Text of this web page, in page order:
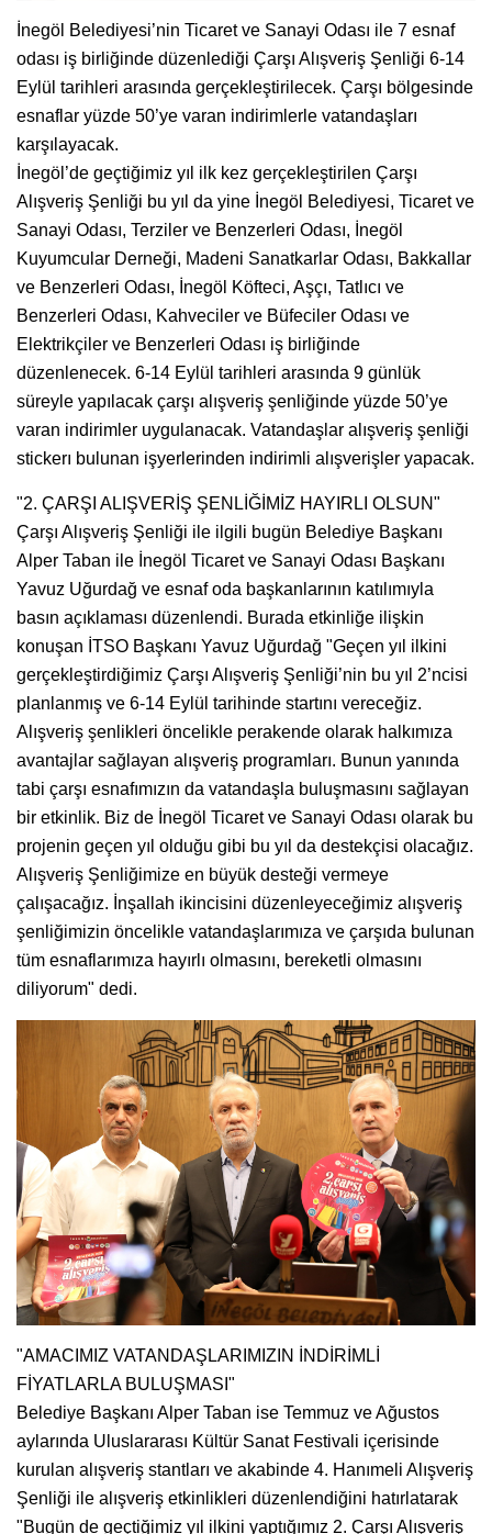
İnegöl Belediyesi’nin Ticaret ve Sanayi Odası ile 7 esnaf
odası iş birliğinde düzenlediği Çarşı Alışveriş Şenliği 6-14
Eylül tarihleri arasında gerçekleştirilecek. Çarşı bölgesinde
esnaflar yüzde 50’ye varan indirimlerle vatandaşları
karşılayacak.
İnegöl’de geçtiğimiz yıl ilk kez gerçekleştirilen Çarşı
Alışveriş Şenliği bu yıl da yine İnegöl Belediyesi, Ticaret ve
Sanayi Odası, Terziler ve Benzerleri Odası, İnegöl
Kuyumcular Derneği, Madeni Sanatkarlar Odası, Bakkallar
ve Benzerleri Odası, İnegöl Köfteci, Aşçı, Tatlıcı ve
Benzerleri Odası, Kahveciler ve Büfeciler Odası ve
Elektrikçiler ve Benzerleri Odası iş birliğinde
düzenlenecek. 6-14 Eylül tarihleri arasında 9 günlük
süreyle yapılacak çarşı alışveriş şenliğinde yüzde 50’ye
varan indirimler uygulanacak. Vatandaşlar alışveriş şenliği
stickerı bulunan işyerlerinden indirimli alışverişler yapacak.
"2. ÇARŞI ALIŞVERİŞ ŞENLİĞİMİZ HAYIRLI OLSUN"
Çarşı Alışveriş Şenliği ile ilgili bugün Belediye Başkanı
Alper Taban ile İnegöl Ticaret ve Sanayi Odası Başkanı
Yavuz Uğurdağ ve esnaf oda başkanlarının katılımıyla
basın açıklaması düzenlendi. Burada etkinliğe ilişkin
konuşan İTSO Başkanı Yavuz Uğurdağ "Geçen yıl ilkini
gerçekleştirdiğimiz Çarşı Alışveriş Şenliği’nin bu yıl 2’ncisi
planlanmış ve 6-14 Eylül tarihinde startını vereceğiz.
Alışveriş şenlikleri öncelikle perakende olarak halkımıza
avantajlar sağlayan alışveriş programları. Bunun yanında
tabi çarşı esnafımızın da vatandaşla buluşmasını sağlayan
bir etkinlik. Biz de İnegöl Ticaret ve Sanayi Odası olarak bu
projenin geçen yıl olduğu gibi bu yıl da destekçisi olacağız.
Alışveriş Şenliğimize en büyük desteği vermeye
çalışacağız. İnşallah ikincisini düzenleyeceğimiz alışveriş
şenliğimizin öncelikle vatandaşlarımıza ve çarşıda bulunan
tüm esnaflarımıza hayırlı olmasını, bereketli olmasını
diliyorum" dedi.
"AMACIMIZ VATANDAŞLARIMIZIN İNDİRİMLİ
FİYATLARLA BULUŞMASI"
Belediye Başkanı Alper Taban ise Temmuz ve Ağustos
aylarında Uluslararası Kültür Sanat Festivali içerisinde
kurulan alışveriş stantları ve akabinde 4. Hanımeli Alışveriş
Şenliği ile alışveriş etkinlikleri düzenlendiğini hatırlatarak
"Bugün de geçtiğimiz yıl ilkini yaptığımız 2. Çarşı Alışveriş